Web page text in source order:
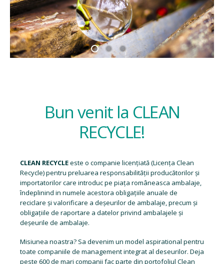
Bun venit la CLEAN
RECYCLE!
CLEAN RECYCLEeste o companie licențiată (Licența Clean
Recycle) pentru preluarea responsabilității producătorilor și
importatorilor care introduc pe piața româneasca ambalaje,
îndeplinind in numele acestora obligațiile anuale de
reciclare și valorificare a deșeurilor de ambalaje, precum și
obligațiile de raportare a datelor privind ambalajele și
deșeurile de ambalaje.
Misiunea noastra? Sa devenim un model aspirational pentru
toate companiile de management integrat al deseurilor. Deja
peste 600 de mari companii fac parte din portofoliul Clean